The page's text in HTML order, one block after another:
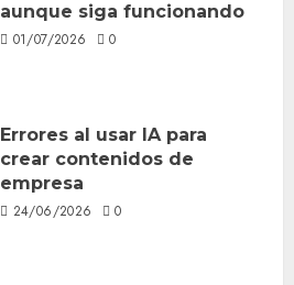
aunque siga funcionando
01/07/2026 0
Errores al usar IA para
crear contenidos de
empresa
24/06/2026 0